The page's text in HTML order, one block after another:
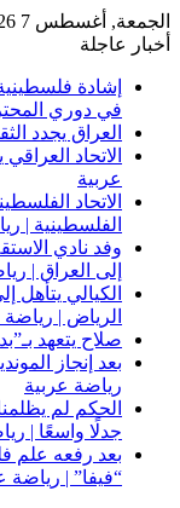
الجمعة, أغسطس 7 2026
أخبار عاجلة
إشادة
في دوري
العراق يجدد الثقة
الاتحاد
عربية
الاتحاد
الفلسطينية |
وفد نادي
إلى العراق |
الرياض | رياضة
صلاح يتعهد
بعد إنجاز
رياضة عربية
الحكم لم
جدلًا واسعًا |
بعد رفعه علم
“فيفا” | رياضة